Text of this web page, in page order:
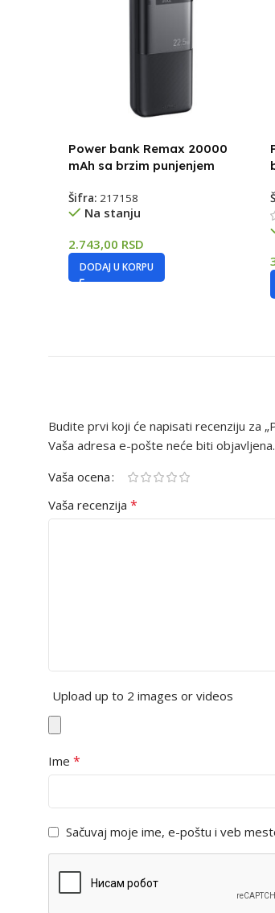
Power bank Remax 20000
mAh sa brzim punjenjem
Šifra: 217158
Na stanju
2.743,00 RSD
DODAJ U KORPU
Budite prvi koji će napisati recenziju za
Vaša adresa e-pošte neće biti objavljena.
Vaša ocena
Vaša recenzija *
Upload up to 2 images or videos
Ime *
Sačuvaj moje ime, e-poštu i veb